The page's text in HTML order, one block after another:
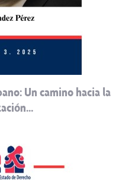
Un camino hacia la